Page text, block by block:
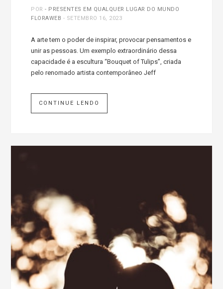
POR- PRESENTES EM QUALQUER LUGAR DO MUNDO
FLORAWEB - SETEMBRO 16, 2023
A arte tem o poder de inspirar, provocar pensamentos e
unir as pessoas. Um exemplo extraordinário dessa
capacidade é a escultura “Bouquet of Tulips”, criada
pelo renomado artista contemporâneo Jeff
CONTINUE LENDO